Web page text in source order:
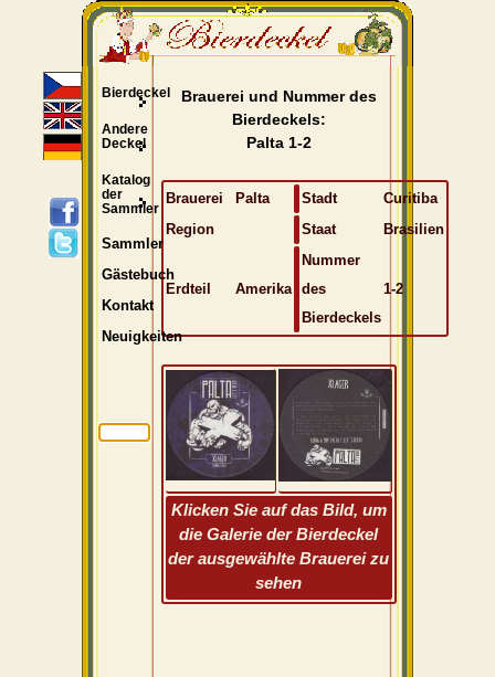
Brauerei und Nummer des
Bierdeckels:
Palta 1-2
Brauerei Palta Stadt
Curitiba
Region
Staat Brasilien
Erdteil Amerika
Nummer
des
Bierdeckels
1-2
Klicken Sie auf das Bild, um
die Galerie der Bierdeckel
der ausgewählte Brauerei zu
sehen
Bierdeckel
Andere
Deckel
Katalog
der
Sammler
Sammler
Gästebuch
Kontakt
Neuigkeiten